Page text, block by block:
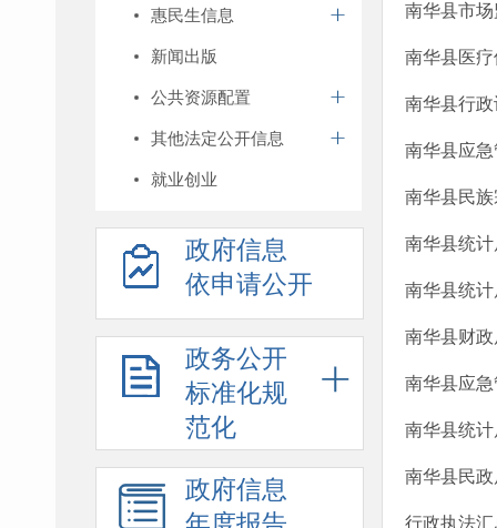
惠民生信息
新闻出版
公共资源配置
其他法定公开信息
就业创业
政府信息
依申请公开
政务公开
标准化规
范化
政府信息
南华县市
南华县医
南华县行
南华县应
南华县民
南华县统
南华县统
南华县财
南华县应
南华县统
南华县民
行政执法汇